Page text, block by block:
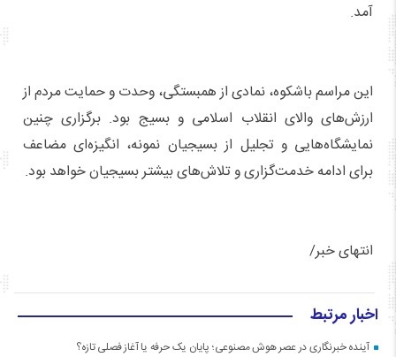
آمد.
این مراسم باشکوه، نمادی از همبستگی، وحدت و حمایت مردم از
ارزش‌های والای انقلاب اسلامی و بسیج بود. برگزاری چنین
نمایشگاه‌هایی و تجلیل از بسیجیان نمونه، انگیزه‌ای مضاعف
برای ادامه خدمت‌گزاری و تلاش‌های بیشتر بسیجیان خواهد بود.
انتهای خبر/
اخبار مرتبط
آینده خبرنگاری در عصر هوش مصنوعی؛ پایان یک حرفه یا آغاز فصلی تازه؟